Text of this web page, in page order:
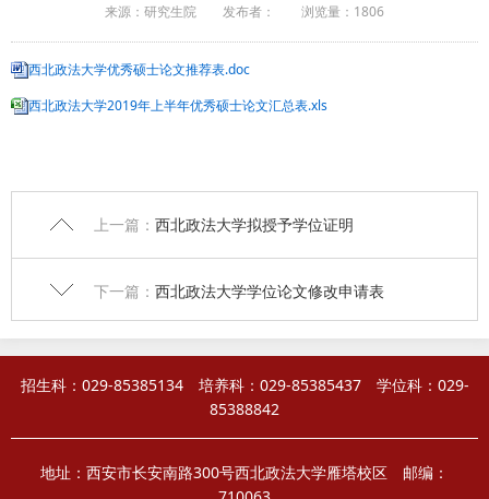
来源：研究生院 发布者： 浏览量： 1806
西北政法大学优秀硕士论文推荐表.doc
西北政法大学2019年上半年优秀硕士论文汇总表.xls
上一篇： 西北政法大学拟授予学位证明
下一篇： 西北政法大学学位论文修改申请表
招生科：029-85385134 培养科：029-85385437 学位科：029-
85388842
地址：西安市长安南路300号西北政法大学雁塔校区 邮编：